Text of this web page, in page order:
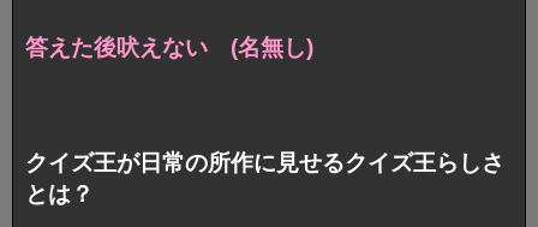
答えた後吠えない (名無し)
クイズ王が日常の所作に見せるクイズ王らしさ
とは？